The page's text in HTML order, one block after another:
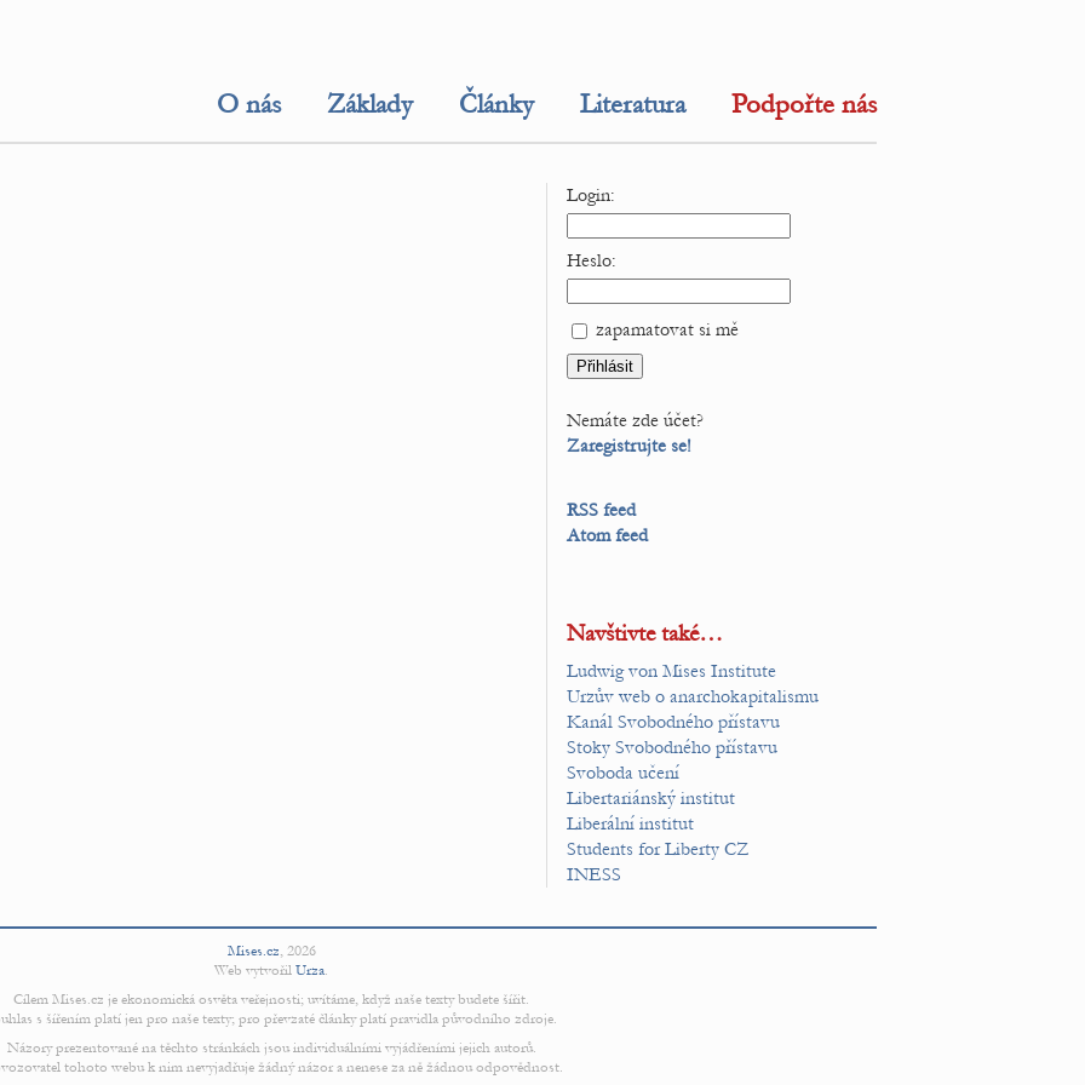
O nás Základy Články Literatura Podpořte nás
Login:
Heslo:
zapamatovat si mě
Nemáte zde účet?
Zaregistrujte se!
RSS feed
Atom feed
Navštivte také…
Ludwig von Mises Institute
Urzův web o anarchokapitalismu
Kanál Svobodného přístavu
Stoky Svobodného přístavu
Svoboda učení
Libertariánský institut
Liberální institut
Students for Liberty CZ
INESS
Mises.cz, 2026
Web vytvořil Urza.
Cílem Mises.cz je ekonomická osvěta veřejnosti; uvítáme, když naše texty budete šířit.
s šířením platí jen pro naše texty; pro převzaté články platí pravidla původního zdroje.
Názory prezentované na těchto stránkách jsou individuálními vyjádřeními jejich autorů.
tohoto webu k nim nevyjadřuje žádný názor a nenese za ně žádnou odpovědnost.